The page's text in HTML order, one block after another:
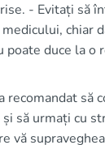
- Evitați să
chiar
poate duce la o
recomandat să
să urmați cu
vă